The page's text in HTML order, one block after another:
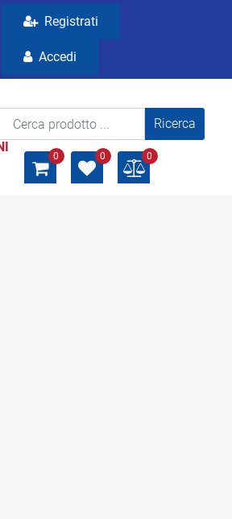
Registrati
Accedi
di un filtro aggiorna
0 0 0